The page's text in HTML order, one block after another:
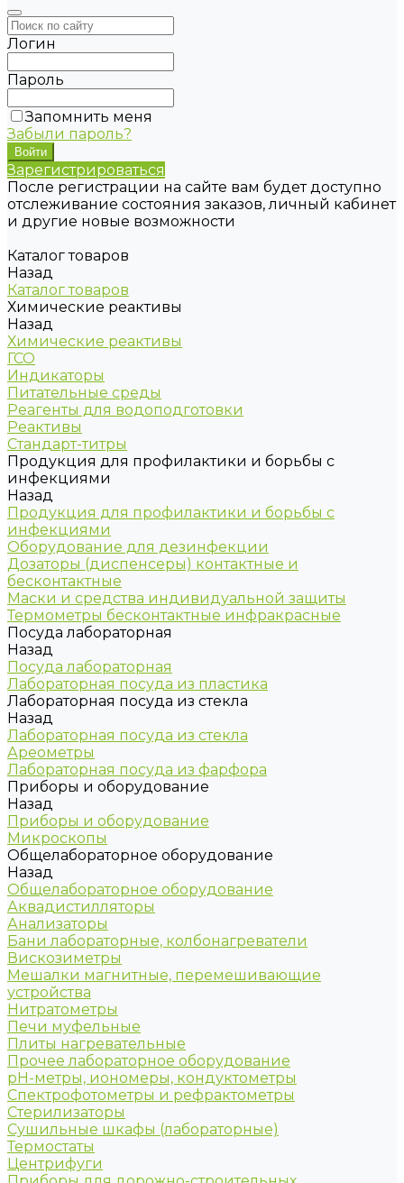
Логин
Пароль
Запомнить меня
Забыли пароль?
Зарегистрироваться
После регистрации на сайте вам будет доступно
отслеживание состояния заказов, личный кабинет
и другие новые возможности
Каталог товаров
Назад
Каталог товаров
Химические реактивы
Назад
Химические реактивы
ГСО
Индикаторы
Питательные среды
Реагенты для водоподготовки
Реактивы
Стандарт-титры
Продукция для профилактики и борьбы с
инфекциями
Назад
Продукция для профилактики и борьбы с
инфекциями
Оборудование для дезинфекции
Дозаторы (диспенсеры) контактные и
бесконтактные
Маски и средства индивидуальной защиты
Термометры бесконтактные инфракрасные
Посуда лабораторная
Назад
Посуда лабораторная
Лабораторная посуда из пластика
Лабораторная посуда из стекла
Назад
Лабораторная посуда из стекла
Ареометры
Лабораторная посуда из фарфора
Приборы и оборудование
Назад
Приборы и оборудование
Микроскопы
Общелабораторное оборудование
Назад
Общелабораторное оборудование
Аквадистилляторы
Анализаторы
Бани лабораторные, колбонагреватели
Вискозиметры
Мешалки магнитные, перемешивающие
устройства
Нитратометры
Печи муфельные
Плиты нагревательные
Прочее лабораторное оборудование
рН-метры, иономеры, кондуктометры
Спектрофотометры и рефрактометры
Стерилизаторы
Сушильные шкафы (лабораторные)
Термостаты
Центрифуги